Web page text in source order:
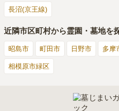
長沼(京王線)
近隣市区町村から霊園・墓地を
昭島市 町田市 日野市 多摩
相模原市緑区